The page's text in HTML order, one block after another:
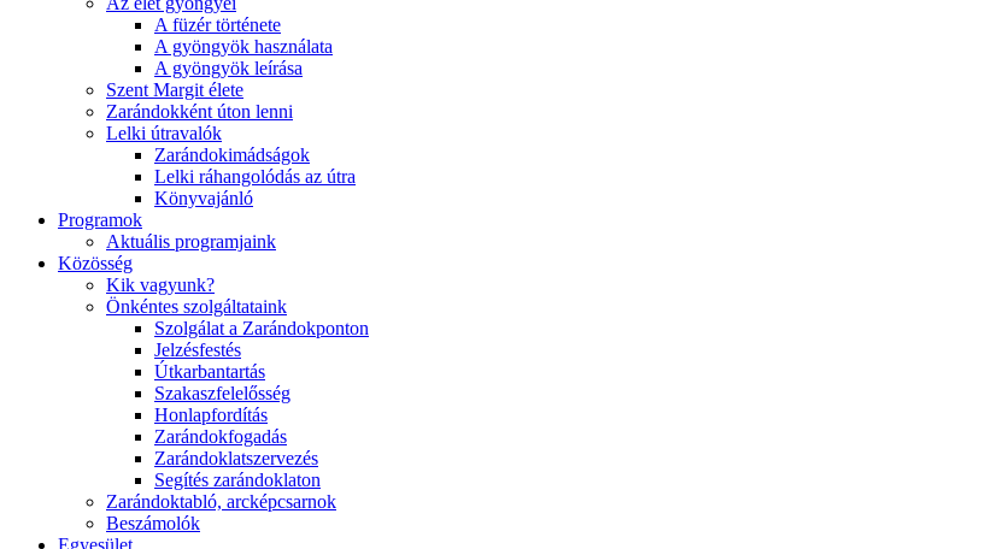
A füzér története
A gyöngyök használata
A gyöngyök leírása
Szent Margit élete
Zarándokként úton lenni
Lelki útravalók
Zarándokimádságok
Lelki ráhangolódás az útra
Könyvajánló
Programok
Aktuális programjaink
Közösség
Kik vagyunk?
Önkéntes szolgáltataink
Szolgálat a Zarándokponton
Jelzésfestés
Útkarbantartás
Szakaszfelelősség
Honlapfordítás
Zarándokfogadás
Zarándoklatszervezés
Segítés zarándoklaton
Zarándoktabló, arcképcsarnok
Beszámolók
Egyesület